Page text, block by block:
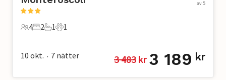
4 Gäster
4
2 Sovrum
2
1 Badrum
1
1 Husdjur
1
av 5
10 okt. • 7 nätter 3 483 kr 3 189 kr